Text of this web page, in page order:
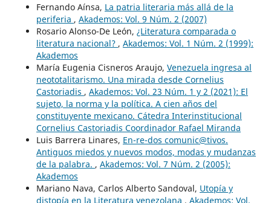
Fernando Aínsa, La patria literaria más allá de la
periferia , Akademos: Vol. 9 Núm. 2 (2007)
Rosario Alonso-De León, ¿Literatura comparada o
literatura nacional? , Akademos: Vol. 1 Núm. 2 (1999):
Akademos
María Eugenia Cisneros Araujo, Venezuela ingresa al
neototalitarismo. Una mirada desde Cornelius
Castoriadis , Akademos: Vol. 23 Núm. 1 y 2 (2021): El
sujeto, la norma y la política. A cien años del
constituyente mexicano. Cátedra Interinstitucional
Cornelius Castoriadis Coordinador Rafael Miranda
Luis Barrera Linares, En-re-dos comunic@tivos.
Antiguos miedos y nuevos modos, modas y mudanzas
de la palabra. , Akademos: Vol. 7 Núm. 2 (2005):
Akademos
Mariano Nava, Carlos Alberto Sandoval, Utopía y
distopía en la Literatura venezolana , Akademos: Vol.